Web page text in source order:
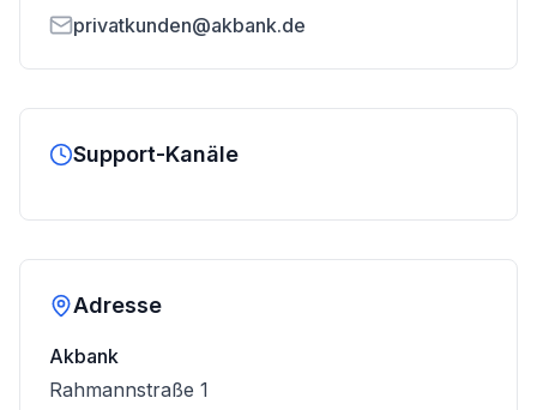
privatkunden@akbank.de
Support-Kanäle
Adresse
Akbank
Rahmannstraße 1